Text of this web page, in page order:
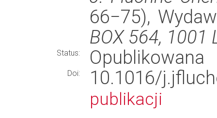
66−75),
BOX 564, 1001
Status: Opublikowana
Doi: 10.1016/
publikacji